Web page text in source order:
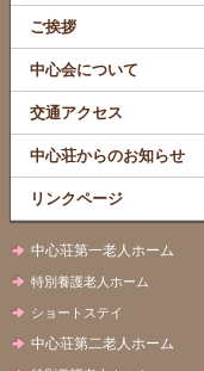
ご挨拶
中心会について
交通アクセス
中心荘からのお知らせ
リンクページ
中心荘第一老人ホーム
特別養護老人ホーム
ショートステイ
中心荘第二老人ホーム